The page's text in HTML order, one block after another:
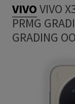
VIVOVIVO
PRMG
GRADING